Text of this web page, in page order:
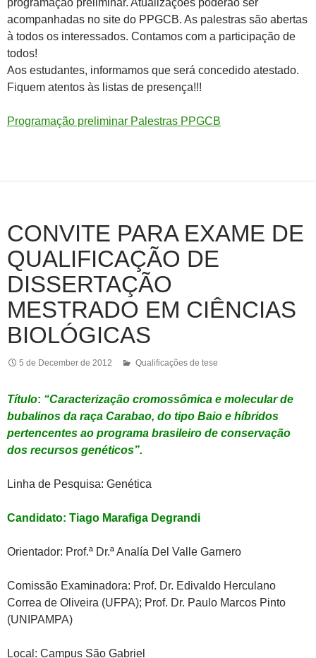
acompanhadas no site do PPGCB. As palestras são abertas
à todos os interessados. Contamos com a participação de
todos!
Aos estudantes, informamos que será concedido atestado.
Fiquem atentos às listas de presença!!!
Programação preliminar Palestras PPGCB
CONVITE PARA EXAME DE
QUALIFICAÇÃO DE
DISSERTAÇÃO
MESTRADO EM CIÊNCIAS
BIOLÓGICAS
5 de December de 2012 Qualificações de tese
Título: “Caracterização cromossômica e molecular de
bubalinos da raça Carabao, do tipo Baio e híbridos
pertencentes ao programa brasileiro de conservação
dos recursos genéticos”.
Linha de Pesquisa: Genética
Candidato: Tiago Marafiga Degrandi
Orientador: Prof.ª Dr.ª Analía Del Valle Garnero
Comissão Examinadora: Prof. Dr. Edivaldo Herculano
Correa de Oliveira (UFPA); Prof. Dr. Paulo Marcos Pinto
(UNIPAMPA)
Local: Campus São Gabriel